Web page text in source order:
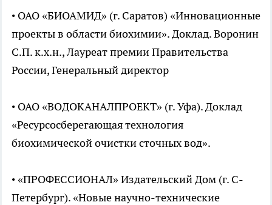
• ОАО «БИОАМИД» (г. Саратов) «Инновационные
проекты в области биохимии». Доклад. Воронин
С.П. к.х.н., Лауреат премии Правительства
России, Генеральный директор
• ОАО «ВОДОКАНАЛПРОЕКТ» (г. Уфа). Доклад
«Ресурсосберегающая технология
биохимической очистки сточных вод».
• «ПРОФЕССИОНАЛ» Издательский Дом (г. С-
Петербург). «Новые научно-технические